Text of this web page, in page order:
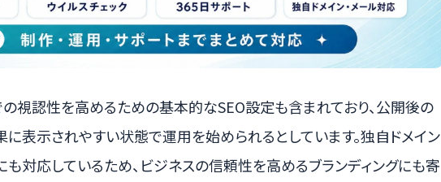
の視認性を高めるための基本的なSEO設定も含まれており、公開後の
に表示されやすい状態で運用を始められるとしています。独自ドメイン
も対応しているため、ビジネスの信頼性を高めるブランディングにも寄